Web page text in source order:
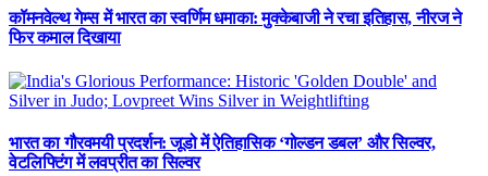
कॉमनवेल्थ गेम्स में भारत का स्वर्णिम धमाका: मुक्केबाजी ने रचा इतिहास, नीरज ने
फिर कमाल दिखाया
भारत का गौरवमयी प्रदर्शन: जूडो में ऐतिहासिक ‘गोल्डन डबल’ और सिल्वर,
वेटलिफ्टिंग में लवप्रीत का सिल्वर